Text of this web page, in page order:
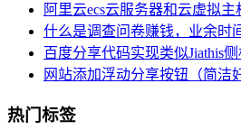
阿里云ecs云服务器和云虚拟主
什么是调查问卷赚钱，业余时
百度分享代码实现类似Jiathis
网站添加浮动分享按钮（简洁
热门标签